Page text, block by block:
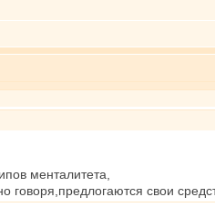
менталитета,
говоря,предлогаются свои